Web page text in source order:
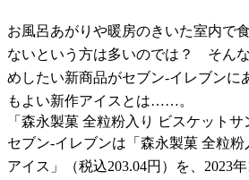
お風呂あがりや暖房のきいた室内で
ないという方は多いのでは？ そん
めしたい新商品がセブン-イレブンに
もよい新作アイスとは……。
「森永製菓 全粒粉入り ビスケットサ
セブン-イレブンは「森永製菓 全粒
アイス」（税込203.04円）を、2023